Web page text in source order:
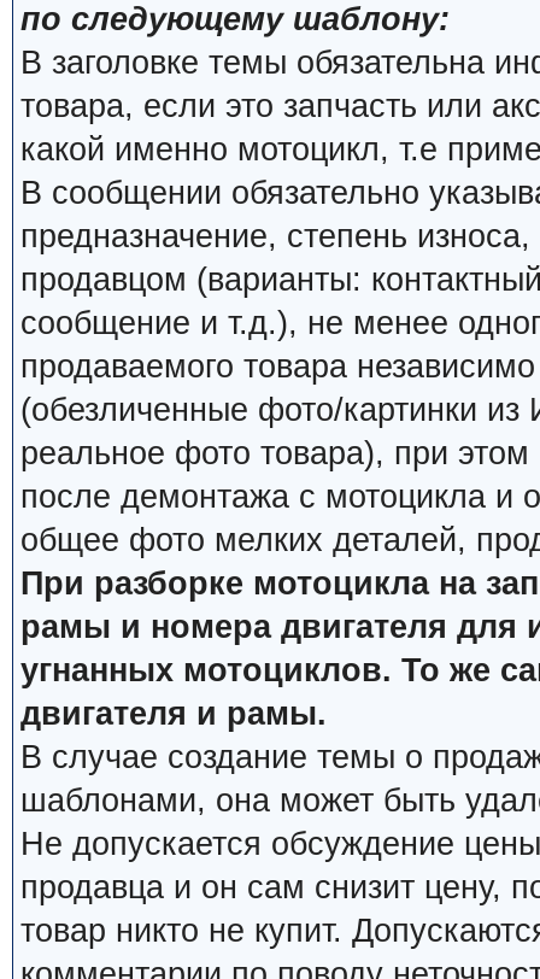
по следующему шаблону:
В заголовке темы обязательна
товара, если это запчасть или
какой именно мотоцикл, т.е
В сообщении обязательно
предназначение, степень
продавцом (варианты:
сообщение и т.д.), не менее
продаваемого товара
(обезличенные фото/картинки из
реальное фото товара), при
после демонтажа с мотоцикла и
общее фото мелких деталей,
При разборке мотоцикла на
рамы и номера двигателя для
угнанных мотоциклов. То же
двигателя и рамы.
В случае создание темы о
шаблонами, она может быть
Не допускается обсуждение
продавца и он сам снизит цену,
товар никто не купит.